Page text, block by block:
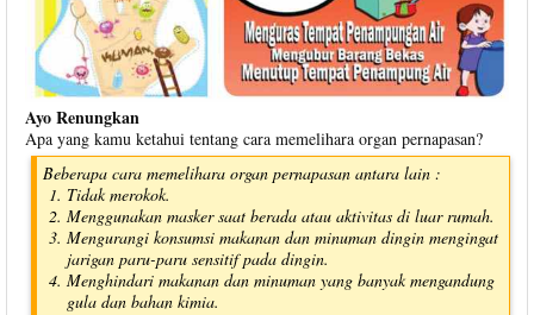
Ayo Renungkan
Apa yang kamu ketahui tentang cara memelihara organ pernapasan?
Beberapa cara memelihara organ pernapasan antara lain :
Tidak merokok.
Menggunakan masker saat berada atau aktivitas di luar rumah.
Mengurangi konsumsi makanan dan minuman dingin mengingat
jarigan paru-paru sensitif pada dingin.
Menghindari makanan dan minuman yang banyak mengandung
gula dan bahan kimia.